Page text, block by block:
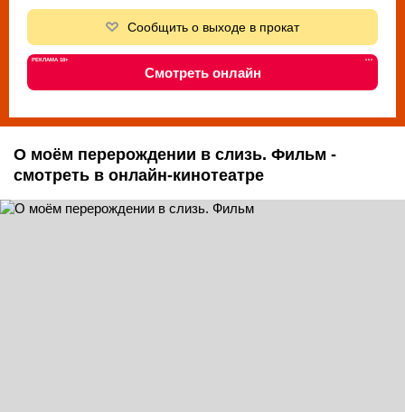
Сообщить о выходе в прокат
РЕКЛАМА 18+ •••
Смотреть онлайн
О моём перерождении в слизь. Фильм -
смотреть в онлайн-кинотеатре